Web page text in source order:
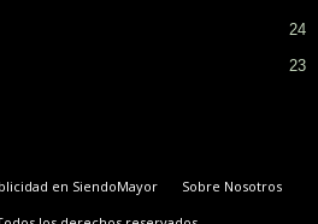
24
23
en SiendoMayor
Sobre Nosotros